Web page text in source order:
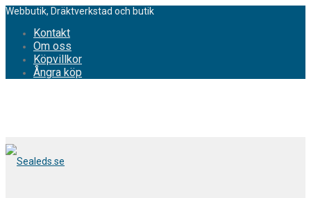
Webbutik, Dräktverkstad och butik
Kontakt
Om oss
Köpvillkor
Ångra köp